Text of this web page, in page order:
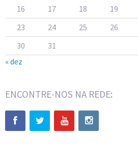
16
17 18 19
23
24 25 26
30
31
« dez
ENCONTRE-NOS NA REDE: